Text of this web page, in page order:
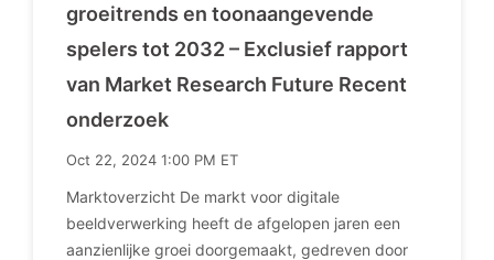
groeitrends en toonaangevende
spelers tot 2032 – Exclusief rapport
van Market Research Future Recent
onderzoek
Oct 22, 2024 1:00 PM ET
Marktoverzicht De markt voor digitale
beeldverwerking heeft de afgelopen jaren een
aanzienlijke groei doorgemaakt, gedreven door